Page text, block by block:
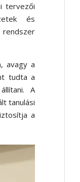
tervezői
és
avagy a
tudta a
A
tanulási
a